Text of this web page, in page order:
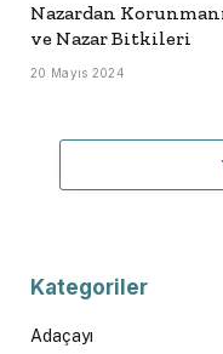
Nazardan
ve Nazar Bitkileri
20 Mayıs 2024
Kategoriler
Adaçayı